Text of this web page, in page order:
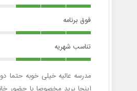
فوق برنامه
تناسب شهریه
مدرسه عالیه خیلی خوبه حتما